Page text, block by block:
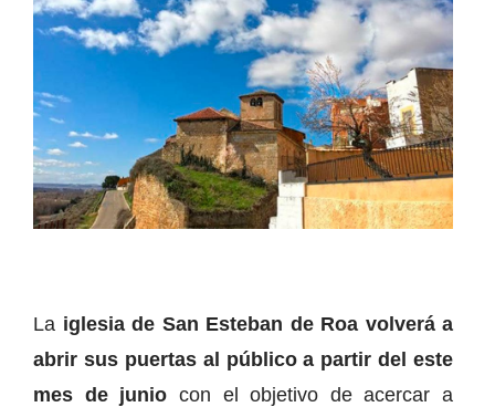
La iglesia de San Esteban de Roa volverá a
abrir sus puertas al público a partir del este
mes de junio con el objetivo de acercar a